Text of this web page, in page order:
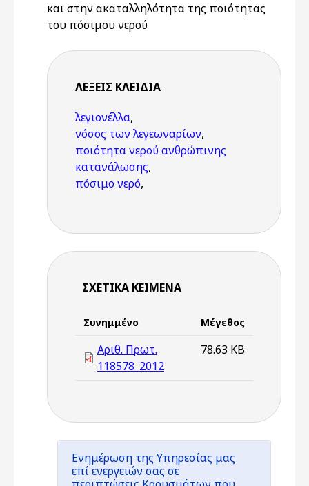
και στην ακαταλληλότητα της ποιότητας
του πόσιμου νερού
ΛΈΞΕΙΣ KΛΕΙΔΙΆ
λεγιονέλλα,
νόσος των λεγεωναρίων,
ποιότητα νερού ανθρώπινης
κατανάλωσης,
πόσιμο νερό,
ΣΧΕΤΙΚΆ ΚΕΊΜΕΝΑ
Συνημμένο Μέγεθος
Αριθ. Πρωτ.
118578_2012
78.63 KB
Ενημέρωση της Υπηρεσίας μας
επί ενεργειών σας σε